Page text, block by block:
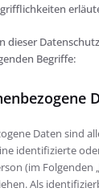
dieser
Begriffe:
Daten sind
identifizierte
(im Folgenden
Als